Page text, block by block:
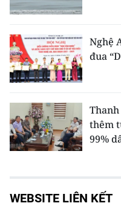
Nghệ
đua
thêm
99%
WEBSITE LIÊN KẾT